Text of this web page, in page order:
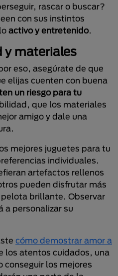
rascar o buscar?
con sus instintos
activo y entretenido.
y materiales
eso, asegúrate de que
elijas cuenten con buena
un riesgo para tu
que los materiales
amigo y dale una
mejores juguetes para tu
individuales.
artefactos rellenos
pueden disfrutar más
brillante. Observar
a personalizar su
cómo demostrar amor a
los atentos cuidados, una
conseguir los mejores